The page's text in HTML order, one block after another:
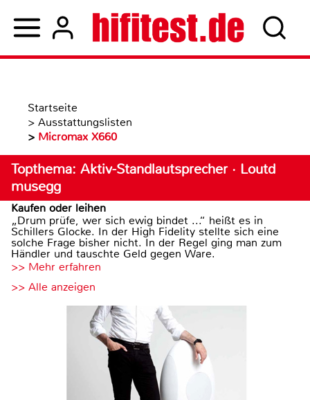
Startseite
> Ausstattungslisten
> Micromax X660
Topthema: Aktiv-Standlautsprecher · Loutd
musegg
Kaufen oder leihen
„Drum prüfe, wer sich ewig bindet ...“ heißt es in
Schillers Glocke. In der High Fidelity stellte sich eine
solche Frage bisher nicht. In der Regel ging man zum
Händler und tauschte Geld gegen Ware.
>> Mehr erfahren
>> Alle anzeigen